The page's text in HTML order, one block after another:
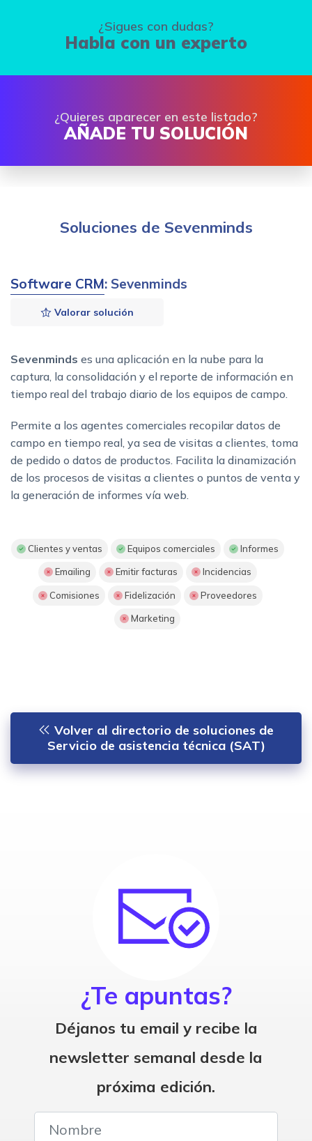
¿Sigues con dudas?
Habla con un experto
¿Quieres aparecer en este listado?
AÑADE TU SOLUCIÓN
Soluciones de Sevenminds
Software CRM: Sevenminds
Valorar solución
Sevenminds es una aplicación en la nube para la
captura, la consolidación y el reporte de información en
tiempo real del trabajo diario de los equipos de campo.
Permite a los agentes comerciales recopilar datos de
campo en tiempo real, ya sea de visitas a clientes, toma
de pedido o datos de productos. Facilita la dinamización
de los procesos de visitas a clientes o puntos de venta y
la generación de informes vía web.
Clientes y ventas Equipos comerciales Informes
Emailing Emitir facturas Incidencias
Comisiones Fidelización Proveedores
Marketing
Volver al directorio de soluciones de
Servicio de asistencia técnica (SAT)
¿Te apuntas?
Déjanos tu email y recibe la
newsletter semanal desde la
próxima edición.